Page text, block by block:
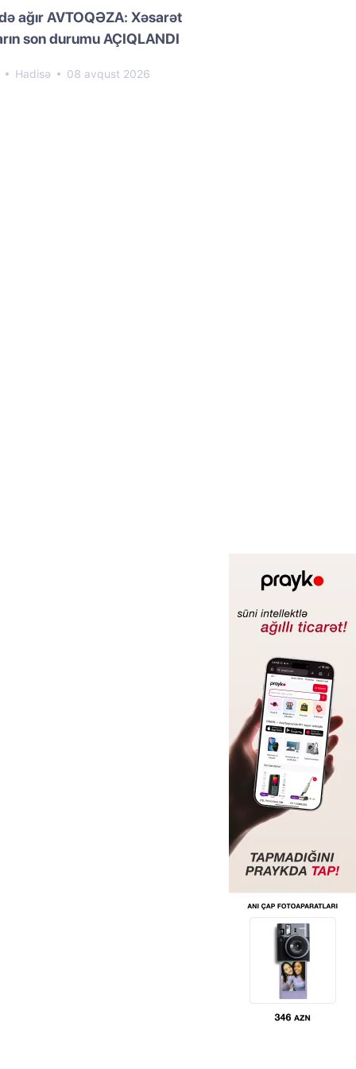
ağır AVTOQƏZA: Xəsarət
son durumu AÇIQLANDI
Hadisə 08 avqust 2026